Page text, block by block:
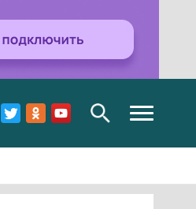
Toggle
navigation